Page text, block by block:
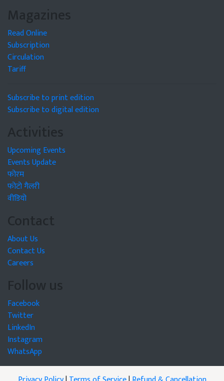
Magazines
Read Online
Subscription
Circulation
Tariff
Subscribe to print edition
Subscribe to digital edition
Activities
Upcoming Events
Events Update
फोरम
फोटो गैलरी
वीडियो
Contact
About Us
Contact Us
Careers
Follow us
Facebook
Twitter
LinkedIn
Instagram
WhatsApp